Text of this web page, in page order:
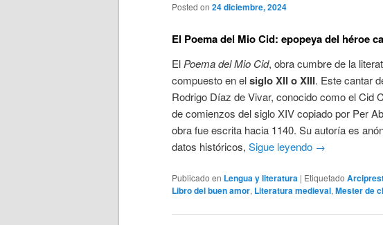
Posted on 24 diciembre, 2024
El Poema del Mio Cid: epopeya del héroe
El Poema del Mio Cid, obra cumbre de la
compuesto en elsiglo XII o XIII. Este cantar
Rodrigo Díaz de Vivar, conocido como el Cid
de comienzos del siglo XIV copiado por Per
obra fue escrita hacia 1140. Su autoría es
datos históricos, Sigue leyendo →
Publicado en Lengua y literatura | Etiquetado
Libro del buen amor, Literatura medieval, Mester de